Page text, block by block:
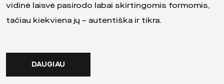
vidinė laisvė pasirodo labai skirtingomis formomis,
tačiau kiekviena jų – autentiška ir tikra.
DAUGIAU